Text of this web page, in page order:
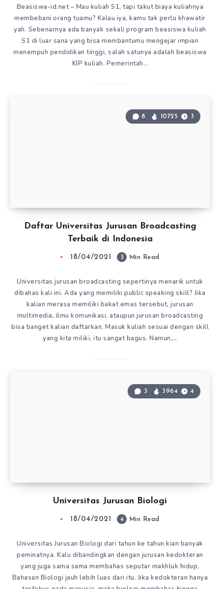
Beasiswa-id.net – Mau kuliah S1, tapi takut biaya kuliahnya
membebani orang tuamu? Kalau iya, kamu tak perlu khawatir
yah. Sebenarnya ada banyak sekali program beasiswa kuliah
S1 di luar sana yang bisa membantumu mengejar impian
menempuh pendidikan tinggi, salah satunya adalah beasiswa
KIP kuliah. Pemerintah…
Daftar Universitas Jurusan Broadcasting
Terbaik di Indonesia
8 10725 3
18/04/2021 3 Min Read
Universitas jurusan broadcasting sepertinya menarik untuk
dibahas kali ini. Ada yang memiliki public speaking skill? Jika
kalian merasa memiliki bakat emas tersebut, jurusan
multimedia, ilmu komunikasi, ataupun jurusan broadcasting
bisa banget kalian daftarkan. Masuk kuliah sesuai dengan skill
yang kita miliki, itu sangat bagus. Namun,…
Universitas Jurusan Biologi
3 3964 4
18/04/2021 4 Min Read
Universitas Jurusan Biologi dari tahun ke tahun kian banyak
peminatnya. Kalu dibandingkan dengan jurusan kedokteran
yang juga sama sama membahas seputar makhluk hidup,
Bahasan Biologi jauh lebih luas dari itu. Jika kedokteran hanya